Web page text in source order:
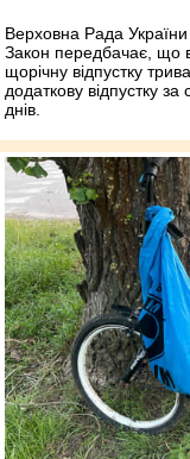
Верховна Рада
Закон передбачає, що
щорічну відпустку
додаткову відпустку
днів.